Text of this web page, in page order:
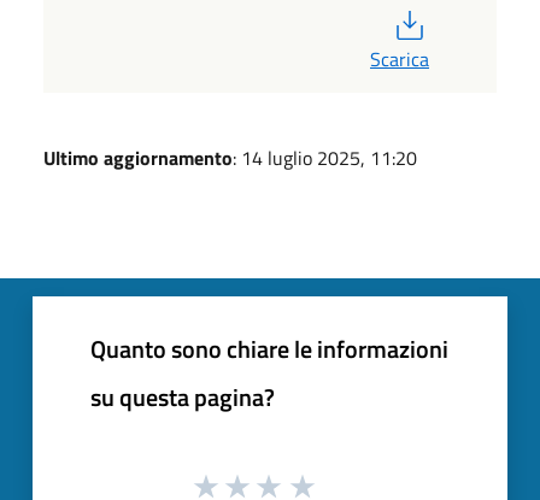
Scarica
Ultimo aggiornamento: 14 luglio 2025, 11:20
Quanto sono chiare le informazioni
su questa pagina?